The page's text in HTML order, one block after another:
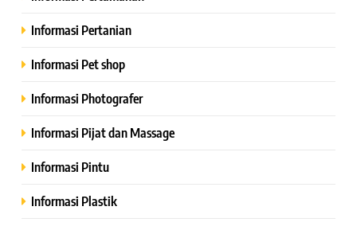
Informasi Pertanian
Informasi Pet shop
Informasi Photografer
Informasi Pijat dan Massage
Informasi Pintu
Informasi Plastik